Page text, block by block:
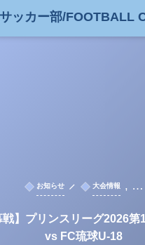
ッカー部/FOOTBALL
お知らせ 大会情報 , …
戦】プリンスリーグ2026
vs FC琉球U-18